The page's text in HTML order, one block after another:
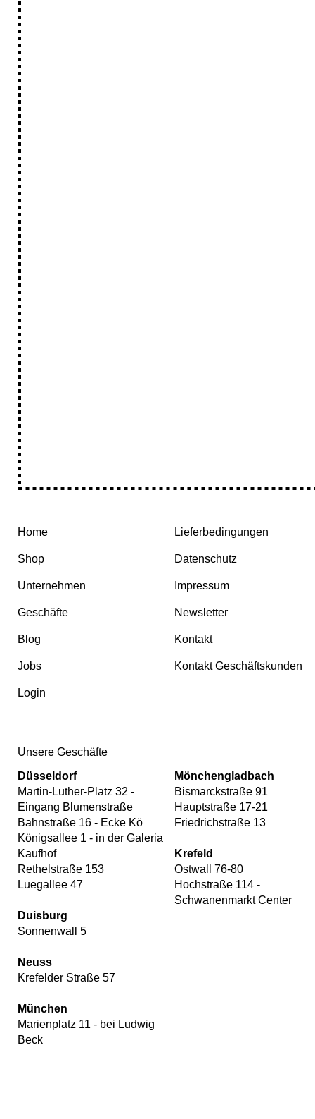
Home
Shop
Unternehmen
Geschäfte
Blog
Jobs
Login
Lieferbedingungen
Datenschutz
Impressum
Newsletter
Kontakt
Kontakt Geschäftskunden
Unsere Geschäfte
Düsseldorf
Martin-Luther-Platz 32 -
Eingang Blumenstraße
Bahnstraße 16 - Ecke Kö
Königsallee 1 - in der Galeria
Kaufhof
Rethelstraße 153
Luegallee 47
Mönchengladbach
Bismarckstraße 91
Hauptstraße 17-21
Friedrichstraße 13
Krefeld
Ostwall 76-80
Hochstraße 114 -
Schwanenmarkt Center
Duisburg
Sonnenwall 5
Neuss
Krefelder Straße 57
München
Marienplatz 11 - bei Ludwig
Beck